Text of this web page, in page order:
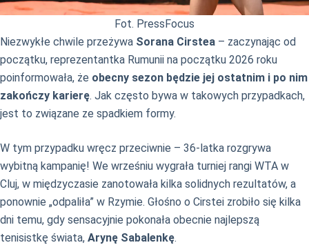
Fot. PressFocus
Niezwykłe chwile przeżywa Sorana Cirstea – zaczynając od
początku, reprezentantka Rumunii na początku 2026 roku
poinformowała, że obecny sezon będzie jej ostatnim i po nim
zakończy karierę. Jak często bywa w takowych przypadkach,
jest to związane ze spadkiem formy.
W tym przypadku wręcz przeciwnie – 36-latka rozgrywa
wybitną kampanię! We wrześniu wygrała turniej rangi WTA w
Cluj, w międzyczasie zanotowała kilka solidnych rezultatów, a
ponownie „odpaliła” w Rzymie. Głośno o Cirstei zrobiło się kilka
dni temu, gdy sensacyjnie pokonała obecnie najlepszą
tenisistkę świata, Arynę Sabalenkę.